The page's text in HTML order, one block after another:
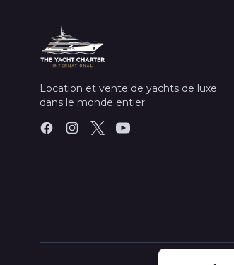
Location et vente de yachts de luxe
dans le monde entier.